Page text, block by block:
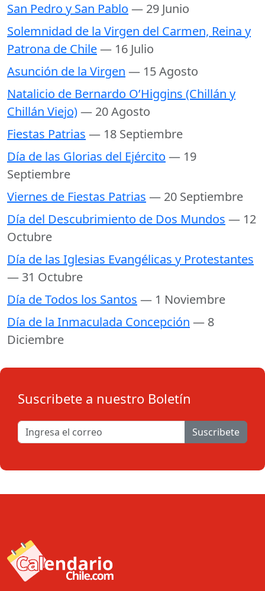
San Pedro y San Pablo — 29 Junio
Solemnidad de la Virgen del Carmen, Reina y
Patrona de Chile— 16 Julio
Asunción de la Virgen — 15 Agosto
Natalicio de Bernardo O’Higgins (Chillán y
Chillán Viejo)— 20 Agosto
Fiestas Patrias — 18 Septiembre
Día de las Glorias del Ejército — 19
Septiembre
Viernes de Fiestas Patrias — 20 Septiembre
Día del Descubrimiento de Dos Mundos — 12
Octubre
Día de las Iglesias Evangélicas y Protestantes
— 31 Octubre
Día de Todos los Santos — 1 Noviembre
Día de la Inmaculada Concepción — 8
Diciembre
Suscribete a nuestro Boletín
Suscribete